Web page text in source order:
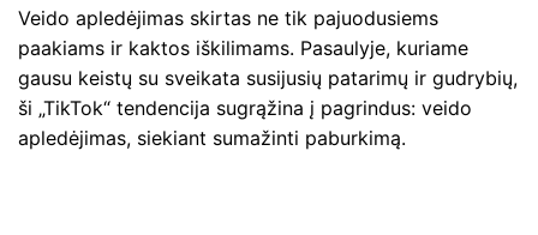
Veido apledėjimas skirtas ne tik pajuodusiems
paakiams ir kaktos iškilimams. Pasaulyje, kuriame
gausu keistų su sveikata susijusių patarimų ir gudrybių,
ši „TikTok“ tendencija sugrąžina į pagrindus: veido
apledėjimas, siekiant sumažinti paburkimą.